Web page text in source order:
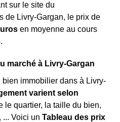
sur le site du
de Livry-Gargan, le prix de
en moyenne au cours
marché à Livry-Gargan
immobilier dans à Livry-
varient selon
le quartier, la taille du bien,
... Voici un Tableau des prix